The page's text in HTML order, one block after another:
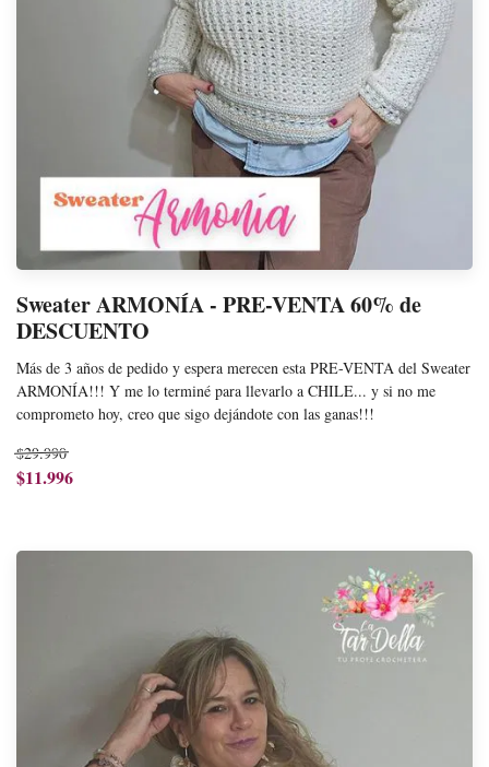
Sweater ARMONÍA - PRE-VENTA 60% de
DESCUENTO
Más de 3 años de pedido y espera merecen esta PRE-VENTA del Sweater
ARMONÍA!!! Y me lo terminé para llevarlo a CHILE... y si no me
comprometo hoy, creo que sigo dejándote con las ganas!!!
$29.990
$11.996